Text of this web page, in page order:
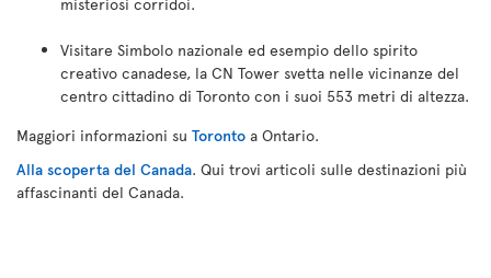
misteriosi corridoi.
Visitare Simbolo nazionale ed esempio dello spirito
creativo canadese, la CN Tower svetta nelle vicinanze del
centro cittadino di Toronto con i suoi 553 metri di altezza.
Maggiori informazioni su Toronto a Ontario.
Alla scoperta del Canada. Qui trovi articoli sulle destinazioni più
affascinanti del Canada.